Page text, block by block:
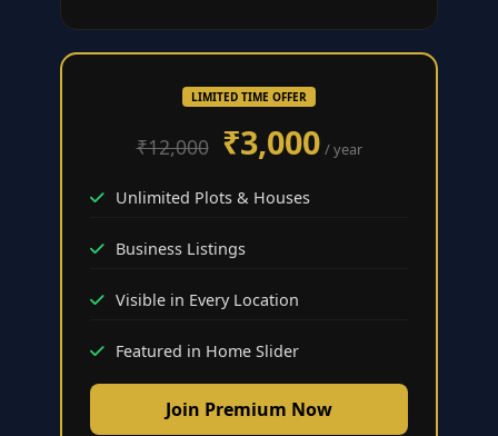
LIMITED TIME OFFER
₹12,000 ₹3,000 / year
Unlimited Plots & Houses
Business Listings
Visible in Every Location
Featured in Home Slider
Join Premium Now